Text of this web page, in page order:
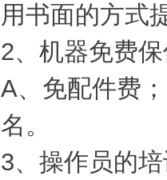
用书面的方式
2、机器免费
A、免配件费
名。
3、操作员的